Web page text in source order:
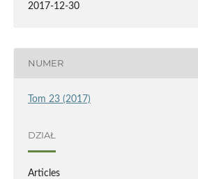
2017-12-30
NUMER
Tom 23 (2017)
DZIAŁ
Articles